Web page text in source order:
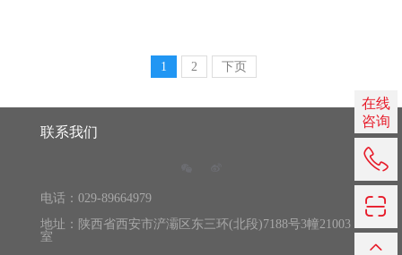
1 2 下页
联系我们
电话：029-89664979
地址：陕西省西安市浐灞区东三环(北段)7188号3幢21003
室
在线
咨询
029-